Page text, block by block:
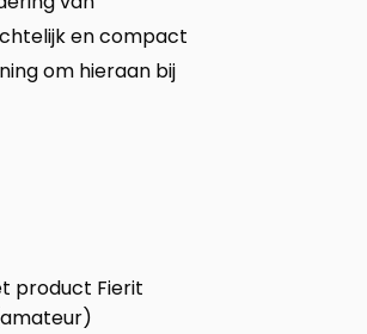
en compact
om hieraan bij
product Fierit